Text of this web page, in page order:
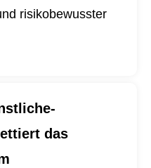
risikobewusster
das